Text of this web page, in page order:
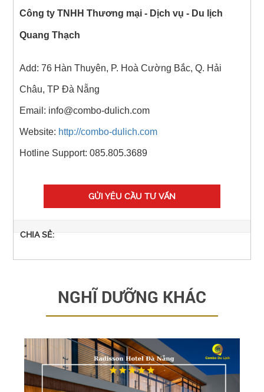
Công ty TNHH Thương mại - Dịch vụ - Du lịch
Quang Thạch
Add: 76 Hàn Thuyên, P. Hoà Cường Bắc, Q. Hải
Châu, TP Đà Nẵng
Email: info@combo-dulich.com
Website: http://combo-dulich.com
Hotline Support: 085.805.3689
GỬI YÊU CẦU TƯ VẤN
CHIA SẺ:
NGHĨ DƯỠNG KHÁC